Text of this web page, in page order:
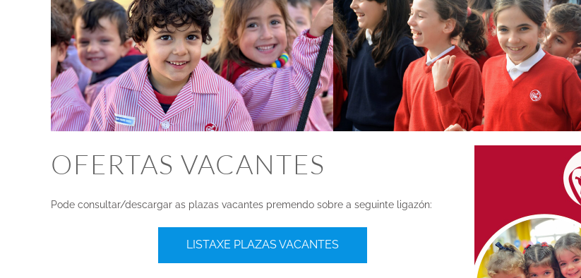
OFERTAS VACANTES
Pode consultar/descargar as plazas vacantes premendo sobre a seguinte ligazón:
LISTAXE PLAZAS VACANTES